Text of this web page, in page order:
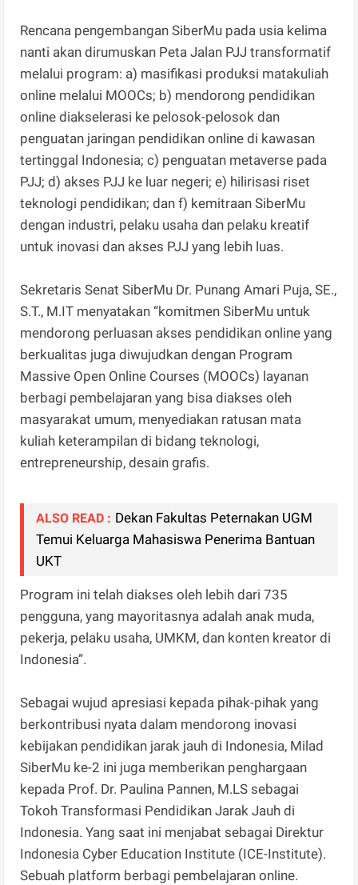
Rencana pengembangan SiberMu pada usia kelima
nanti akan dirumuskan Peta Jalan PJJ transformatif
melalui program: a) masifikasi produksi matakuliah
online melalui MOOCs; b) mendorong pendidikan
online diakselerasi ke pelosok-pelosok dan
penguatan jaringan pendidikan online di kawasan
tertinggal Indonesia; c) penguatan metaverse pada
PJJ; d) akses PJJ ke luar negeri; e) hilirisasi riset
teknologi pendidikan; dan f) kemitraan SiberMu
dengan industri, pelaku usaha dan pelaku kreatif
untuk inovasi dan akses PJJ yang lebih luas.
Sekretaris Senat SiberMu Dr. Punang Amari Puja, SE.,
S.T., M.IT menyatakan “komitmen SiberMu untuk
mendorong perluasan akses pendidikan online yang
berkualitas juga diwujudkan dengan Program
Massive Open Online Courses (MOOCs) layanan
berbagi pembelajaran yang bisa diakses oleh
masyarakat umum, menyediakan ratusan mata
kuliah keterampilan di bidang teknologi,
entrepreneurship, desain grafis.
ALSO READ : Dekan Fakultas Peternakan UGM
Temui Keluarga Mahasiswa Penerima Bantuan
UKT
Program ini telah diakses oleh lebih dari 735
pengguna, yang mayoritasnya adalah anak muda,
pekerja, pelaku usaha, UMKM, dan konten kreator di
Indonesia”.
Sebagai wujud apresiasi kepada pihak-pihak yang
berkontribusi nyata dalam mendorong inovasi
kebijakan pendidikan jarak jauh di Indonesia, Milad
SiberMu ke-2 ini juga memberikan penghargaan
kepada Prof. Dr. Paulina Pannen, M.LS sebagai
Tokoh Transformasi Pendidikan Jarak Jauh di
Indonesia. Yang saat ini menjabat sebagai Direktur
Indonesia Cyber Education Institute (ICE-Institute).
Sebuah platform berbagi pembelajaran online.